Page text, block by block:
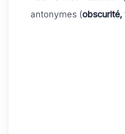
antonymes (obscurité,